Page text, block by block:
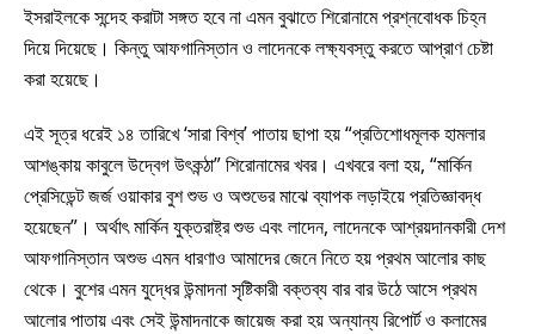
ইসরাইলকে সন্দেহ করাটা সঙ্গত হবে না এমন বুঝাতে শিরোনামে প্রশ্নবোধক চিহ্ন
দিয়ে দিয়েছে। কিন্তু আফগানিস্তান ও লাদেনকে লক্ষ্যবস্তু করতে আপ্রাণ চেষ্টা
করা হয়েছে।
এই সূত্র ধরেই ১৪ তারিখে ‘সারা বিশ্ব’ পাতায় ছাপা হয় “প্রতিশোধমূলক হামলার
আশঙ্কায় কাবুলে উদ্বেগ উৎকন্ঠা” শিরোনামের খবর। এখবরে বলা হয়, “মার্কিন
প্রেসিডেন্ট জর্জ ওয়াকার বুশ শুভ ও অশুভের মাঝে ব্যাপক লড়াইয়ে প্রতিজ্ঞাবদ্ধ
হয়েছেন”। অর্থাৎ মার্কিন যুক্তরাষ্ট্র শুভ এবং লাদেন, লাদেনকে আশ্রয়দানকারী দেশ
আফগানিস্তান অশুভ এমন ধারণাও আমাদের জেনে নিতে হয় প্রথম আলোর কাছ
থেকে। বুশের এমন যুদ্ধের উন্মাদনা সৃষ্টিকারী বক্তব্য বার বার উঠে আসে প্রথম
আলোর পাতায় এবং সেই উন্মাদনাকে জায়েজ করা হয় অন্যান্য রিপোর্ট ও কলামের